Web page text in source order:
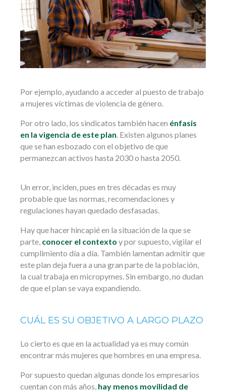
Por ejemplo, ayudando a acceder al puesto de trabajo
a mujeres víctimas de violencia de género.
Por otro lado, los sindicatos también hacen énfasis
en la vigencia de este plan. Existen algunos planes
que se han esbozado con el objetivo de que
permanezcan activos hasta 2030 o hasta 2050.
Un error, inciden, pues en tres décadas es muy
probable que las normas, recomendaciones y
regulaciones hayan quedado desfasadas.
Hay que hacer hincapié en la situación de la que se
parte, conocer el contexto y por supuesto, vigilar el
cumplimiento día a día. También lamentan admitir que
este plan deja fuera a una gran parte de la población,
la cual trabaja en micropymes. Sin embargo, no dudan
de que el plan se vaya expandiendo.
CUÁL ES SU OBJETIVO A LARGO PLAZO
Lo cierto es que en la actualidad ya es muy común
encontrar más mujeres que hombres en una empresa.
Por supuesto quedan algunas donde los empresarios
cuentan con más años, hay menos movilidad de